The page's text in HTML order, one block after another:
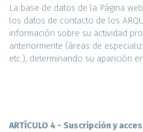
La base de datos de la Página
los datos de contacto de los
información sobre su actividad
anteriormente (áreas de
etc.), determinando su aparición
ARTÍCULO 4 - Suscripción y